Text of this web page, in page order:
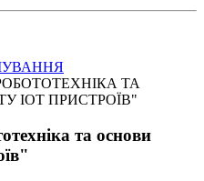
ТА
ІОТ ПРИСТРОЇВ"
та основи